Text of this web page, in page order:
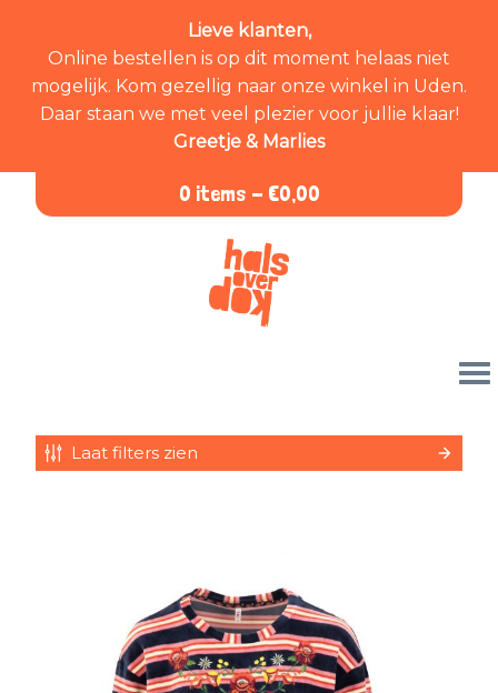
Lieve klanten,
Online bestellen is op dit moment helaas niet
mogelijk. Kom gezellig naar onze winkel in Uden.
Daar staan we met veel plezier voor jullie klaar!
Greetje & Marlies
0 items - €0,00
Laat filters zien